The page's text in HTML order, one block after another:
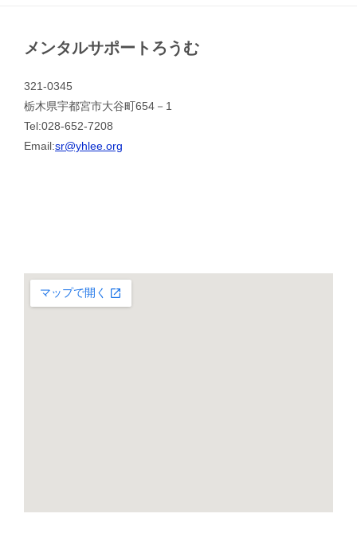
メンタルサポートろうむ
321-0345
栃木県宇都宮市大谷町654－1
Tel:028-652-7208
Email:sr@yhlee.org